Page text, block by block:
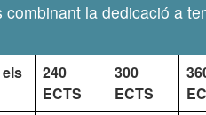
la dedicació a
240
ECTS
300
ECTS